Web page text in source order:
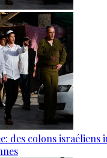
des colons israéliens